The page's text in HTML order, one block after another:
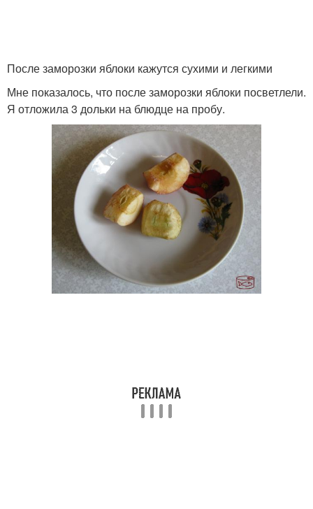
После заморозки яблоки кажутся сухими и легкими
Мне показалось, что после заморозки яблоки посветлели.
Я отложила 3 дольки на блюдце на пробу.